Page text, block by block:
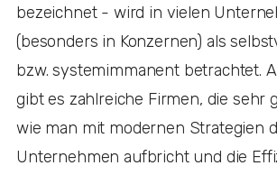
bezeichnet - wird in vielen
(besonders in Konzernen) als
bzw. systemimmanent betrachtet.
gibt es zahlreiche Firmen, die sehr
wie man mit modernen Strategien
Unternehmen aufbricht und die